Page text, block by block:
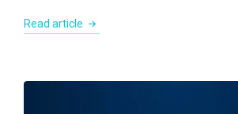
Read article